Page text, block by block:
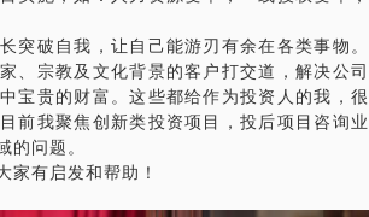
）招聘策略及应对；
的两篇文章，或许会有启发。
转发，十多年来每到毕业求职季节总会再次
突破自我，让自己能游刃有余在各类事物
、宗教及文化背景的客户打交道，解决公
宝贵的财富。这些都给作为投资人的我，
前我聚焦创新类投资项目，投后项目咨询
的问题。
家有启发和帮助！